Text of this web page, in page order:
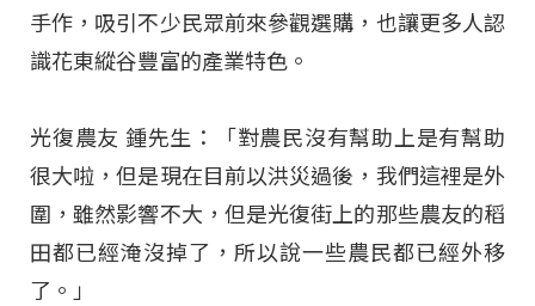
手作，吸引不少民眾前來參觀選購，也讓更多人認
識花東縱谷豐富的產業特色。
光復農友 鍾先生：「對農民沒有幫助上是有幫助
很大啦，但是現在目前以洪災過後，我們這裡是外
圍，雖然影響不大，但是光復街上的那些農友的稻
田都已經淹沒掉了，所以說一些農民都已經外移
了。」